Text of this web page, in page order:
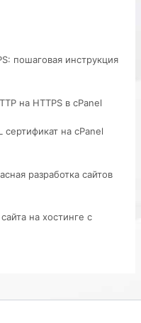
пошаговая инструкция
на HTTPS в cPanel
сертификат на cPanel
разработка сайтов
на хостинге с